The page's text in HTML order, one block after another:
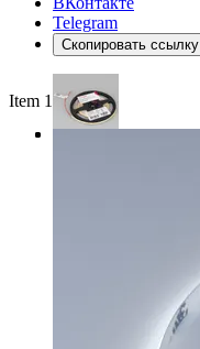
Telegram
Скопировать ссылку
Item 1 of 3